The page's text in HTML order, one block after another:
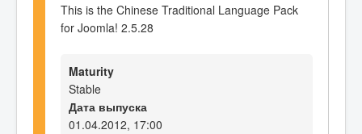
This is the Chinese Traditional Language Pack
for Joomla! 2.5.28
Maturity
Stable
Дата выпуска
01.04.2012, 17:00